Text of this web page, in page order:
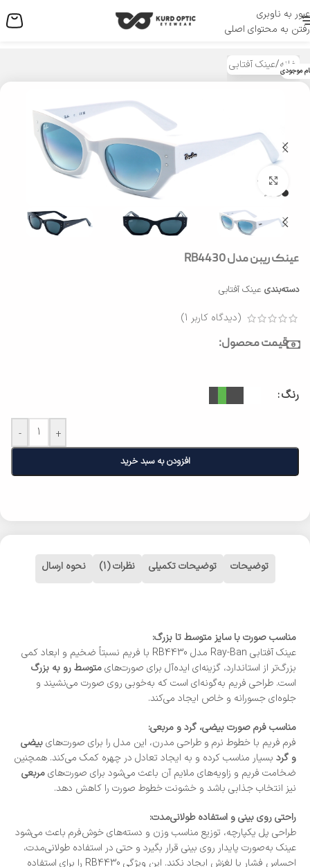
عبور به ناوبری
رفتن به محتوای اصلی
منو
خانه/عینک آفتابی موجودی
بزرگنمایی تصویر
عینک ریبن مدل RB4430
دسته‌بندی عینک آفتابی
(دیدگاه کاربر 1
)
قیمت محصول:
رنگ
- +
افزودن به سبد خرید
توضیحات توضیحات تکمیلی نظرات (1) نحوه ارسال
مناسب صورت با سایز متوسط تا بزرگ:
عینک آفتابی Ray-Ban مدل RB4430 با فریم نسبتاً ضخیم و ابعاد کمی
بزرگ‌تر از استاندارد، گزینه‌ای ایده‌آل برای صورت‌هایمتوسط رو به بزرگ
است. طراحی فریم به‌گونه‌ای است که به‌خوبی روی صورت می‌نشیند و
جلوه‌ای جسورانه و خاص ایجاد می‌کند.
مناسب فرم صورت بیضی، گرد و مربعی:
فرم فریم با خطوط نرم و طراحی مدرن، این مدل را برای صورت‌هایبیضی
و گرد بسیار مناسب کرده و به ایجاد تعادل در چهره کمک می‌کند. همچنین
ضخامت فریم و زاویه‌های ملایم آن باعث می‌شود برای صورت‌هایمربعی
نیز انتخاب جذابی باشد و خشونت خطوط صورت را کاهش دهد.
راحتی روی بینی و استفاده طولانی‌مدت:
طراحی پل یکپارچه، توزیع مناسب وزن و دسته‌های خوش‌فرم باعث می‌شود
عینک به‌صورت پایدار روی بینی قرار بگیرد و حتی در استفاده طولانی‌مدت،
احساس فشار یا لغزش ایجاد نکند. این ویژگی RB4430 را برای استفاده